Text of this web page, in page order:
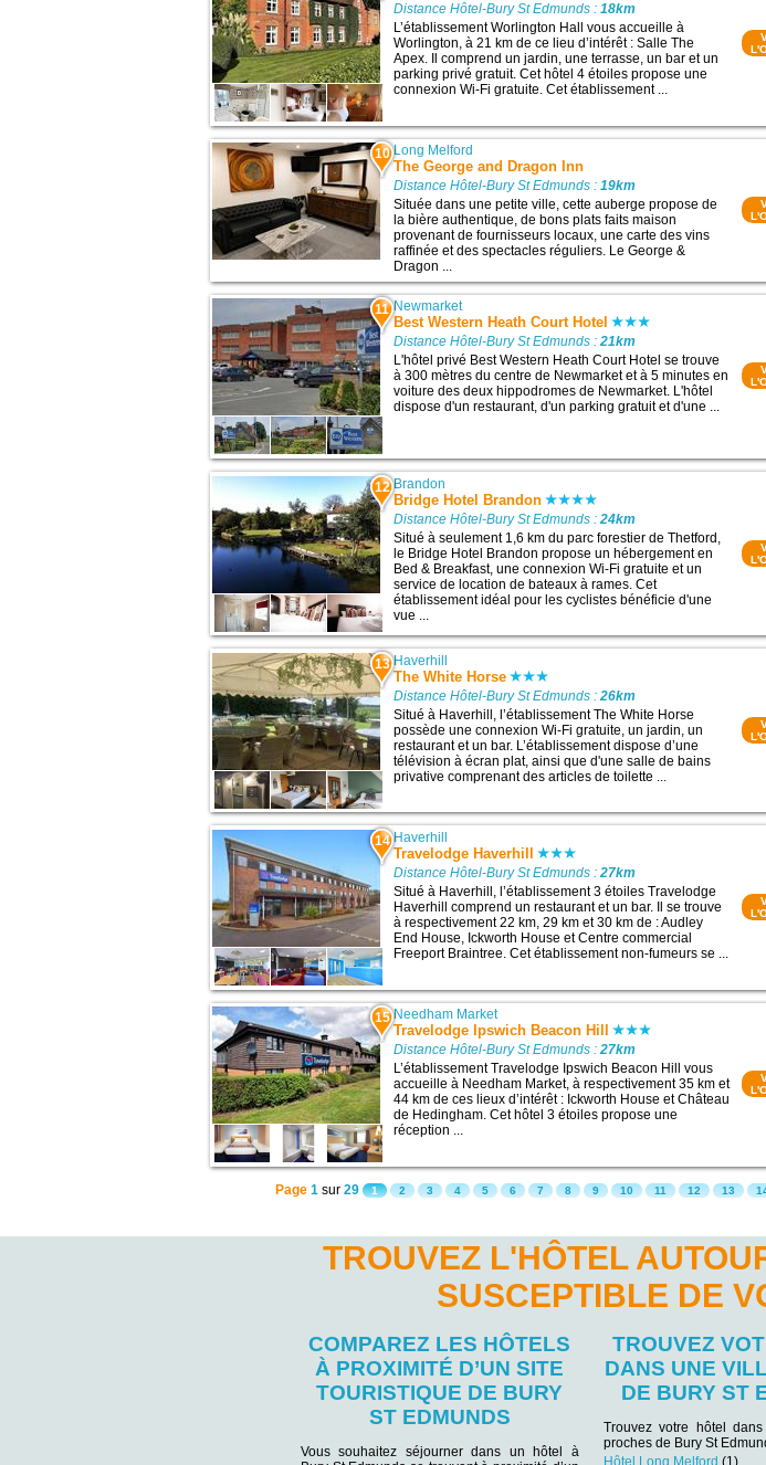
Distance Hôtel-Bury St Edmunds :18km
L’établissement Worlington Hall vous accueille à
Worlington, à 21 km de ce lieu d’intérêt : Salle The
Apex. Il comprend un jardin, une terrasse, un bar et un
parking privé gratuit. Cet hôtel 4 étoiles propose une
connexion Wi-Fi gratuite. Cet établissement ...
10 Long Melford
The George and Dragon Inn
Distance Hôtel-Bury St Edmunds :19km
Située dans une petite ville, cette auberge propose de
la bière authentique, de bons plats faits maison
provenant de fournisseurs locaux, une carte des vins
raffinée et des spectacles réguliers. Le George &
Dragon ...
11 Newmarket
Best Western Heath Court Hotel
Distance Hôtel-Bury St Edmunds :21km
L'hôtel privé Best Western Heath Court Hotel se trouve
à 300 mètres du centre de Newmarket et à 5 minutes en
voiture des deux hippodromes de Newmarket. L'hôtel
dispose d'un restaurant, d'un parking gratuit et d'une ...
12 Brandon
Bridge Hotel Brandon
Distance Hôtel-Bury St Edmunds :24km
Situé à seulement 1,6 km du parc forestier de Thetford,
le Bridge Hotel Brandon propose un hébergement en
Bed & Breakfast, une connexion Wi-Fi gratuite et un
service de location de bateaux à rames. Cet
établissement idéal pour les cyclistes bénéficie d'une
vue ...
13 Haverhill
The White Horse
Distance Hôtel-Bury St Edmunds :26km
Situé à Haverhill, l’établissement The White Horse
possède une connexion Wi-Fi gratuite, un jardin, un
restaurant et un bar. L’établissement dispose d’une
télévision à écran plat, ainsi que d'une salle de bains
privative comprenant des articles de toilette ...
14 Haverhill
Travelodge Haverhill
Distance Hôtel-Bury St Edmunds :27km
Situé à Haverhill, l’établissement 3 étoiles Travelodge
Haverhill comprend un restaurant et un bar. Il se trouve
à respectivement 22 km, 29 km et 30 km de : Audley
End House, Ickworth House et Centre commercial
Freeport Braintree. Cet établissement non-fumeurs se ...
15 Needham Market
Travelodge Ipswich Beacon Hill
Distance Hôtel-Bury St Edmunds :27km
L’établissement Travelodge Ipswich Beacon Hill vous
accueille à Needham Market, à respectivement 35 km et
44 km de ces lieux d’intérêt : Ickworth House et Château
de Hedingham. Cet hôtel 3 étoiles propose une
réception ...
Page 1 sur29 1 2 3 4 5 6 7 8 9 10 11 12 13
TROUVEZ L'HÔTEL
SUSCEPTIBLE DE
COMPAREZ LES HÔTELS
À PROXIMITÉ D’UN SITE
TOURISTIQUE DE BURY
ST EDMUNDS
Vous souhaitez séjourner dans un hôtel à
TROUVEZ
DANS UNE
DE BURY ST
Trouvez votre hôtel
proches de Bury St
Hôtel Long Melford (1)